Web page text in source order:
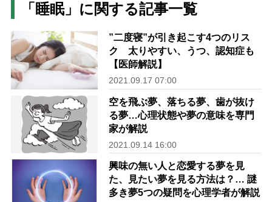
「睡眠」に関する記事一覧
”二度寝”が引き起こす4つのリス
ク 太りやすい、うつ、認知症も
【医師解説】
2021.09.17 07:00
空を飛ぶ夢、落ちる夢、歯が抜け
る夢…心理状態や夢の意味を専門
家が解説
2021.09.14 16:00
興味の無い人と恋愛する夢を見
た、見たい夢を見る方法は？… 謎
多き夢5つの疑問を心理学者が解説